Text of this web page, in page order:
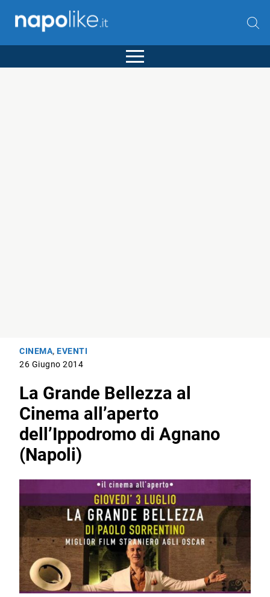
CINEMA,EVENTI
26 Giugno 2014
La Grande Bellezza al
Cinema all’aperto
dell’Ippodromo di Agnano
(Napoli)